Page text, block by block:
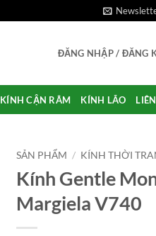
ĐĂNG NHẬP / ĐĂNG
KÍNH CẬN RÂM KÍNH LÃO
SẢN PHẨM / KÍNH THỜI
Kính Gentle
Margiela V740